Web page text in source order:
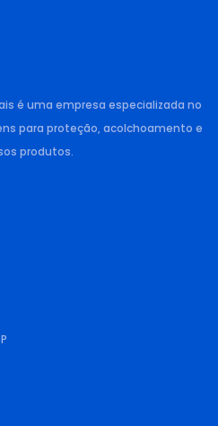
é uma empresa especializada no
para proteção, acolchoamento e
produtos.